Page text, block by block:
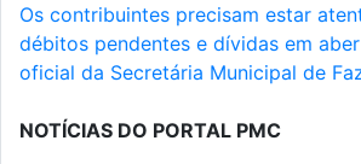
Os contribuintes precisam estar
débitos pendentes e dívidas em
oficial da Secretária Municipal de
NOTÍCIAS DO PORTAL PMC